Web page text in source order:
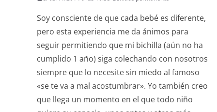
Soy consciente de que cada bebé es diferente,
pero esta experiencia me da ánimos para
seguir permitiendo que mi bichilla (aún no ha
cumplido 1 año) siga colechando con nosotros
siempre que lo necesite sin miedo al famoso
«se te va a mal acostumbrar». Yo también creo
que llega un momento en el que todo niño